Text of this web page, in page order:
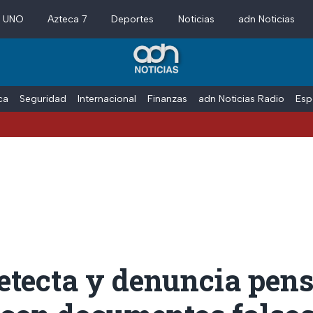
Azteca 7 Deportes Noticias adn Noticias
Seguridad Internacional Finanzas adn Noticias Radio
y denuncia